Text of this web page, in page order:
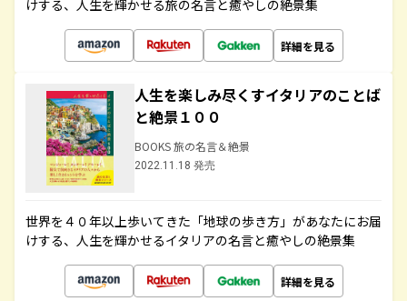
けする、人生を輝かせる旅の名言と癒やしの絶景集
詳細を見る
人生を楽しみ尽くすイタリアのことば
と絶景１００
BOOKS 旅の名言＆絶景
2022.11.18 発売
世界を４０年以上歩いてきた「地球の歩き方」があなたにお届
けする、人生を輝かせるイタリアの名言と癒やしの絶景集
詳細を見る